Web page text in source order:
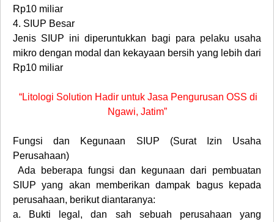
Rp10 miliar
4. SIUP Besar
Jenis SIUP ini diperuntukkan bagi para pelaku usaha
mikro dengan modal dan kekayaan bersih yang lebih dari
Rp10 miliar
“Litologi Solution Hadir untuk Jasa Pengurusan OSS di
Ngawi, Jatim”
Fungsi dan Kegunaan SIUP (Surat Izin Usaha
Perusahaan)
Ada beberapa fungsi dan kegunaan dari pembuatan
SIUP yang akan memberikan dampak bagus kepada
perusahaan, berikut diantaranya:
a.
Bukti legal, dan sah sebuah perusahaan yang